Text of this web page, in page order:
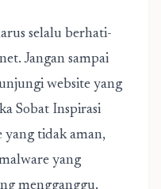
selalu berhati-
Jangan sampai
website yang
Sobat Inspirasi
yang tidak aman,
yang
mengganggu.